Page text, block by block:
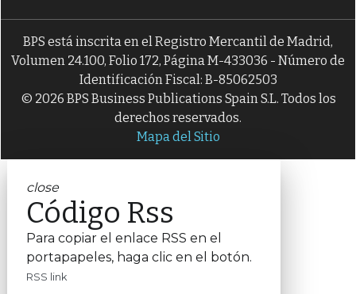
BPS está inscrita en el Registro Mercantil de Madrid,
Volumen 24.100, Folio 172, Página M-433036 - Número de
Identificación Fiscal: B-85062503
© 2026 BPS Business Publications Spain S.L. Todos los
derechos reservados.
Mapa del Sitio
close
Código Rss
Para copiar el enlace RSS en el
portapapeles, haga clic en el botón.
RSS link